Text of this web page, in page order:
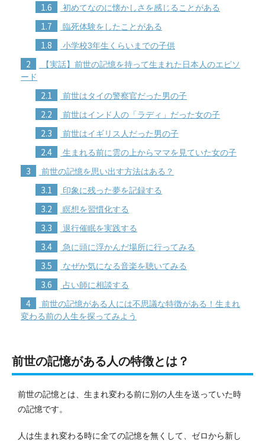
1.6 初めてなのに懐かしさを感じることがある
1.7 臨死体験をしたことがある
1.8 小学校3年生くらいまでの子供
2
【実話】前世の記憶を持って生まれた日本人のエピソ
ード
2.1 前世はタイの警察官だった男の子
2.2 前世はインド人の「ラディ」だった女の子
2.3 前世はイギリス人だった男の子
2.4 生まれる前に雲の上からママを見ていた女の子
3 前世の記憶を思い出す方法はある？
3.1 印象に残った夢を記録する
3.2 瞑想を習慣化する
3.3 退行催眠を実践する
3.4 急に頭に浮かんだ場所に行ってみる
3.5 なぜか気になる音楽を聴いてみる
3.6 占い師に相談する
4
前世の記憶がある人には不思議な特徴がある！生まれ
変わる前の人生を探ってみよう
前世の記憶がある人の特徴とは？
前世の記憶とは、生まれ変わる前に別の人生を送っていた時
の記憶です。
人は生まれ変わる時に全ての記憶を無くして、ゼロから新し